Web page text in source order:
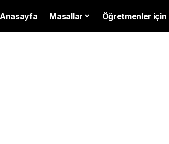
Anasayfa Masallar Öğretmenler için